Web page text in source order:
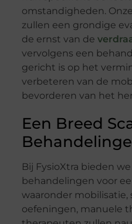
omstandigheden.
zullen een grondige
de ernst van de
vervolgens een
gericht is op het
verbeteren van de
bevorderen van het
Een Breed
Bij FysioXtra bieden
behandelingen voor
waaronder
oefeningen, manuele